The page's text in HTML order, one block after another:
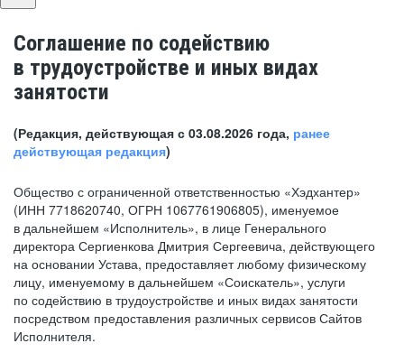
Соглашение по содействию
в трудоустройстве и иных видах
занятости
(Редакция, действующая с 03.08.2026 года, ранее
действующая редакция)
Общество с ограниченной ответственностью «Хэдхантер»
(ИНН 7718620740, ОГРН 1067761906805), именуемое
в дальнейшем «Исполнитель», в лице Генерального
директора Сергиенкова Дмитрия Сергеевича, действующего
на основании Устава, предоставляет любому физическому
лицу, именуемому в дальнейшем «Соискатель», услуги
по содействию в трудоустройстве и иных видах занятости
посредством предоставления различных сервисов Сайтов
Исполнителя.